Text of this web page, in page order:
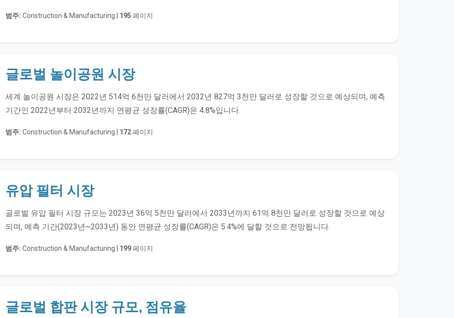
범주: Construction & Manufacturing | 195 페이지
글로벌 놀이공원 시장
세계 놀이공원 시장은 2022년 514억 6천만 달러에서 2032년 827억 3천만 달러로 성장할 것으로 예상되며, 예측
기간인 2022년부터 2032년까지 연평균 성장률(CAGR)은 4.8%입니다.
범주: Construction & Manufacturing | 172페이지
유압 필터 시장
글로벌 유압 필터 시장 규모는 2023년 36억 5천만 달러에서 2033년까지 61억 8천만 달러로 성장할 것으로 예상
되며, 예측 기간(2023년~2033년) 동안 연평균 성장률(CAGR)은 5.4%에 달할 것으로 전망됩니다.
범주: Construction & Manufacturing | 199페이지
글로벌 합판 시장 규모, 점유율